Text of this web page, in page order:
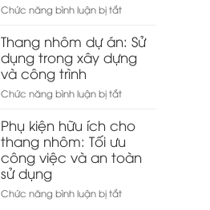
lượng
bảo:
Cách
tìm
mua
Chức năng bình luận bị tắtở
nhôm
chữ
A
thang
chữ
M:
Sự
lựa
cho
Thang nhôm dự án: Sử
dụng trong xây dựng
và công trình
Chức năng bình luận bị tắtở
nhôm
dự
án:
Sử
trong
Phụ kiện hữu ích cho
thang nhôm: Tối ưu
công việc và an toàn
sử dụng
Chức năng bình luận bị tắtở